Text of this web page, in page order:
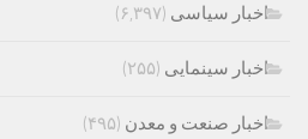
اخبار سیاسی (۶,۳۹۷)
اخبار سینمایی (۲۵۵)
اخبار صنعت و معدن (۴۹۵)